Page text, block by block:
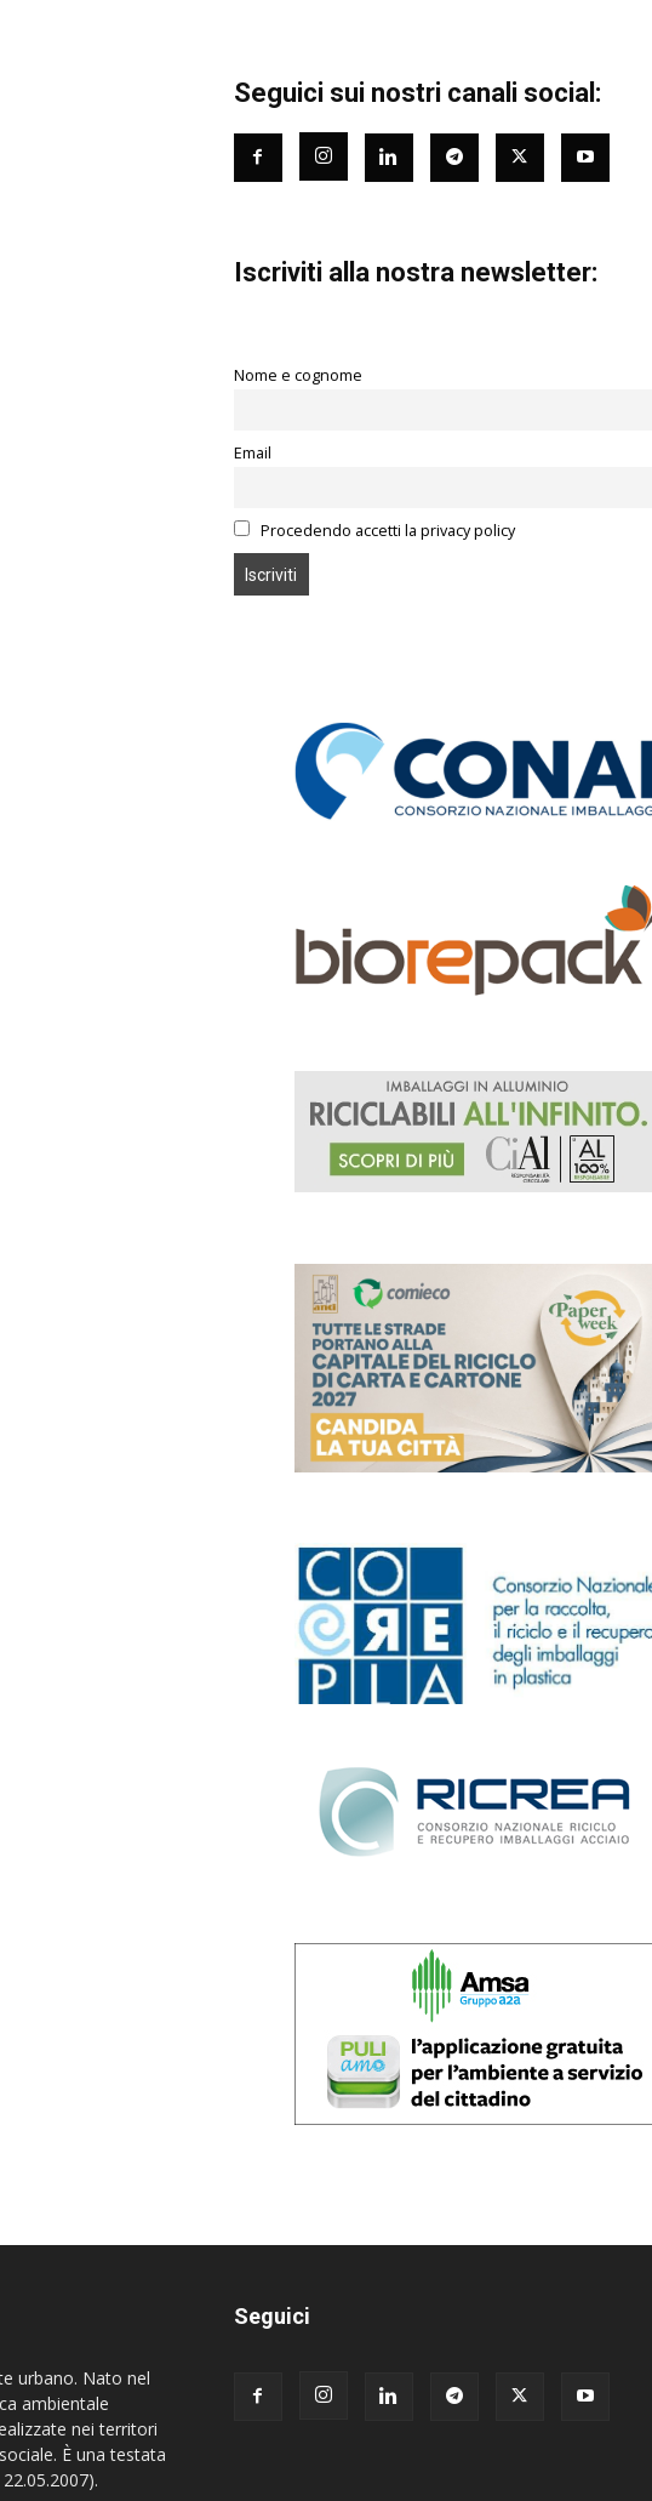
Seguici sui nostri canali social:
Iscriviti alla nostra newsletter:
Nome e cognome
Email
Procedendo accetti la privacy policy
urbano. Nato nel
ambientale
nei territori
È una testata
Seguici